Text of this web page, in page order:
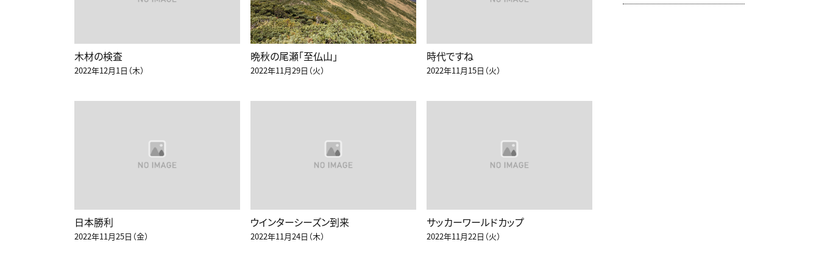
木材の検査
2022年12月1日（木）
晩秋の尾瀬「至仏山」
2022年11月29日（火）
時代ですね
2022年11月15日（火）
日本勝利
2022年11月25日（金）
ウインターシーズン到来
2022年11月24日（木）
サッカーワールドカップ
2022年11月22日（火）